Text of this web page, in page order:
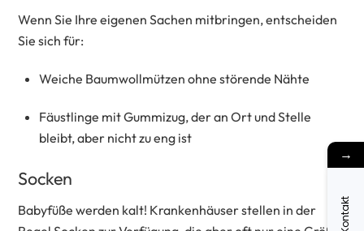
Wenn Sie Ihre eigenen Sachen mitbringen, entscheiden
Sie sich für:
Weiche Baumwollmützen ohne störende Nähte
Fäustlinge mit Gummizug, der an Ort und Stelle
bleibt, aber nicht zu eng ist
Socken
Babyfüße werden kalt! Krankenhäuser stellen in der
→
Kontakt